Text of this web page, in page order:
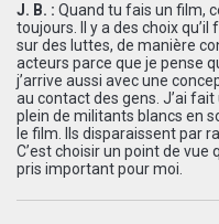
J. B. : Quand tu fais un film,
toujours. Il y a des choix
sur des luttes, de manière
acteurs parce que je pense
j’arrive aussi avec une
au contact des gens. J’ai
plein de militants blancs en
le film. Ils disparaissent par
C’est choisir un point de vue
pris important pour moi.